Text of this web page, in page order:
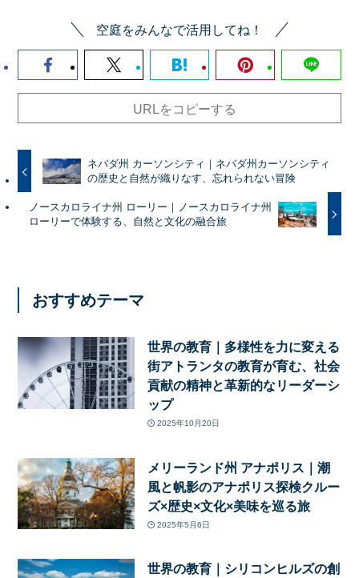
空庭をみんなで活用してね！
URLをコピーする
ネバダ州 カーソンシティ｜ネバダ州カーソンシティ
の歴史と自然が織りなす、忘れられない冒険
ノースカロライナ州 ローリー｜ノースカロライナ州
ローリーで体験する、自然と文化の融合旅
おすすめテーマ
世界の教育｜多様性を力に変える
街アトランタの教育が育む、社会
貢献の精神と革新的なリーダーシ
ップ
2025年10月20日
メリーランド州 アナポリス｜潮
風と帆影のアナポリス探検クルー
ズ×歴史×文化×美味を巡る旅
2025年5月6日
世界の教育｜シリコンヒルズの創